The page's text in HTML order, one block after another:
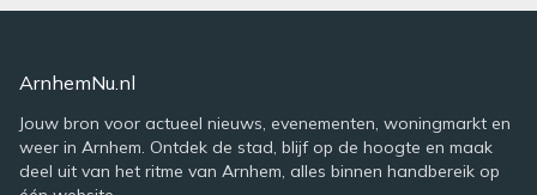
ArnhemNu.nl
Jouw bron voor actueel nieuws, evenementen, woningmarkt en
weer in Arnhem. Ontdek de stad, blijf op de hoogte en maak
deel uit van het ritme van Arnhem, alles binnen handbereik op